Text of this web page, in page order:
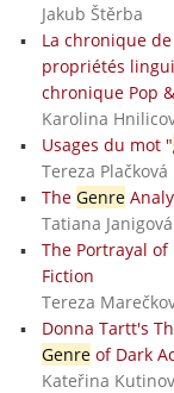
Jakub Štěrba
La chronique
propriétés
chronique Pop
Karolina
Usages du mot "
Tereza Plačková
The Genre
Tatiana Janigová
The Portrayal of
Fiction
Tereza
Donna Tartt's
Genreof Dark
Kateřina